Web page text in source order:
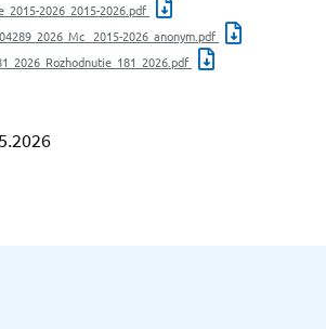
2026_2015-2026.pdf
2015-2026_anonym.pdf